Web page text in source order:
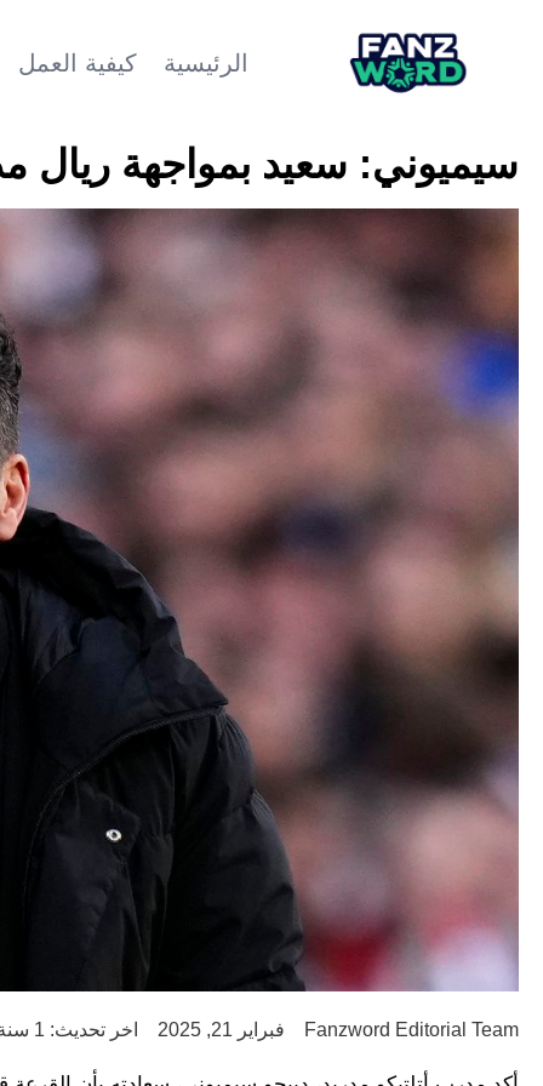
الرئيسية كيفية العمل
سيميوني: سعيد بمواجهة ريال
Fanzword Editorial Team فبراير 21, 2025 اخر تحديث: 1 سنة ago